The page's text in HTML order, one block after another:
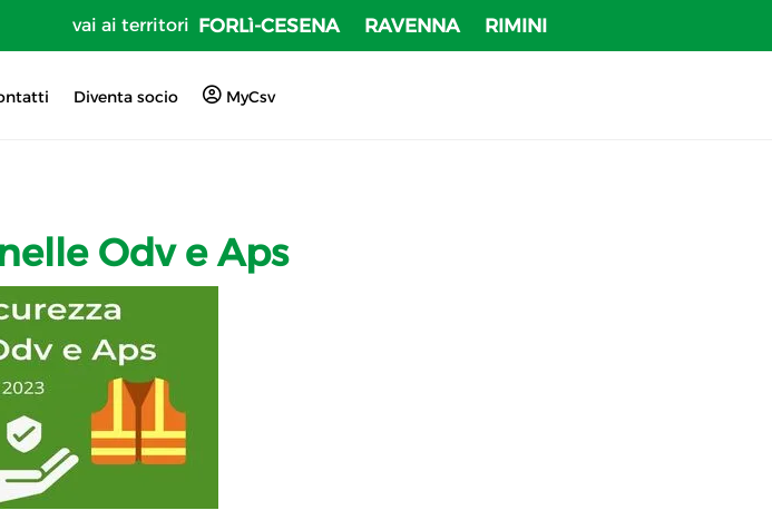
vai ai territori FORLì-CESENA RAVENNA RIMINI
Diventa socio MyCsv
Odv e Aps